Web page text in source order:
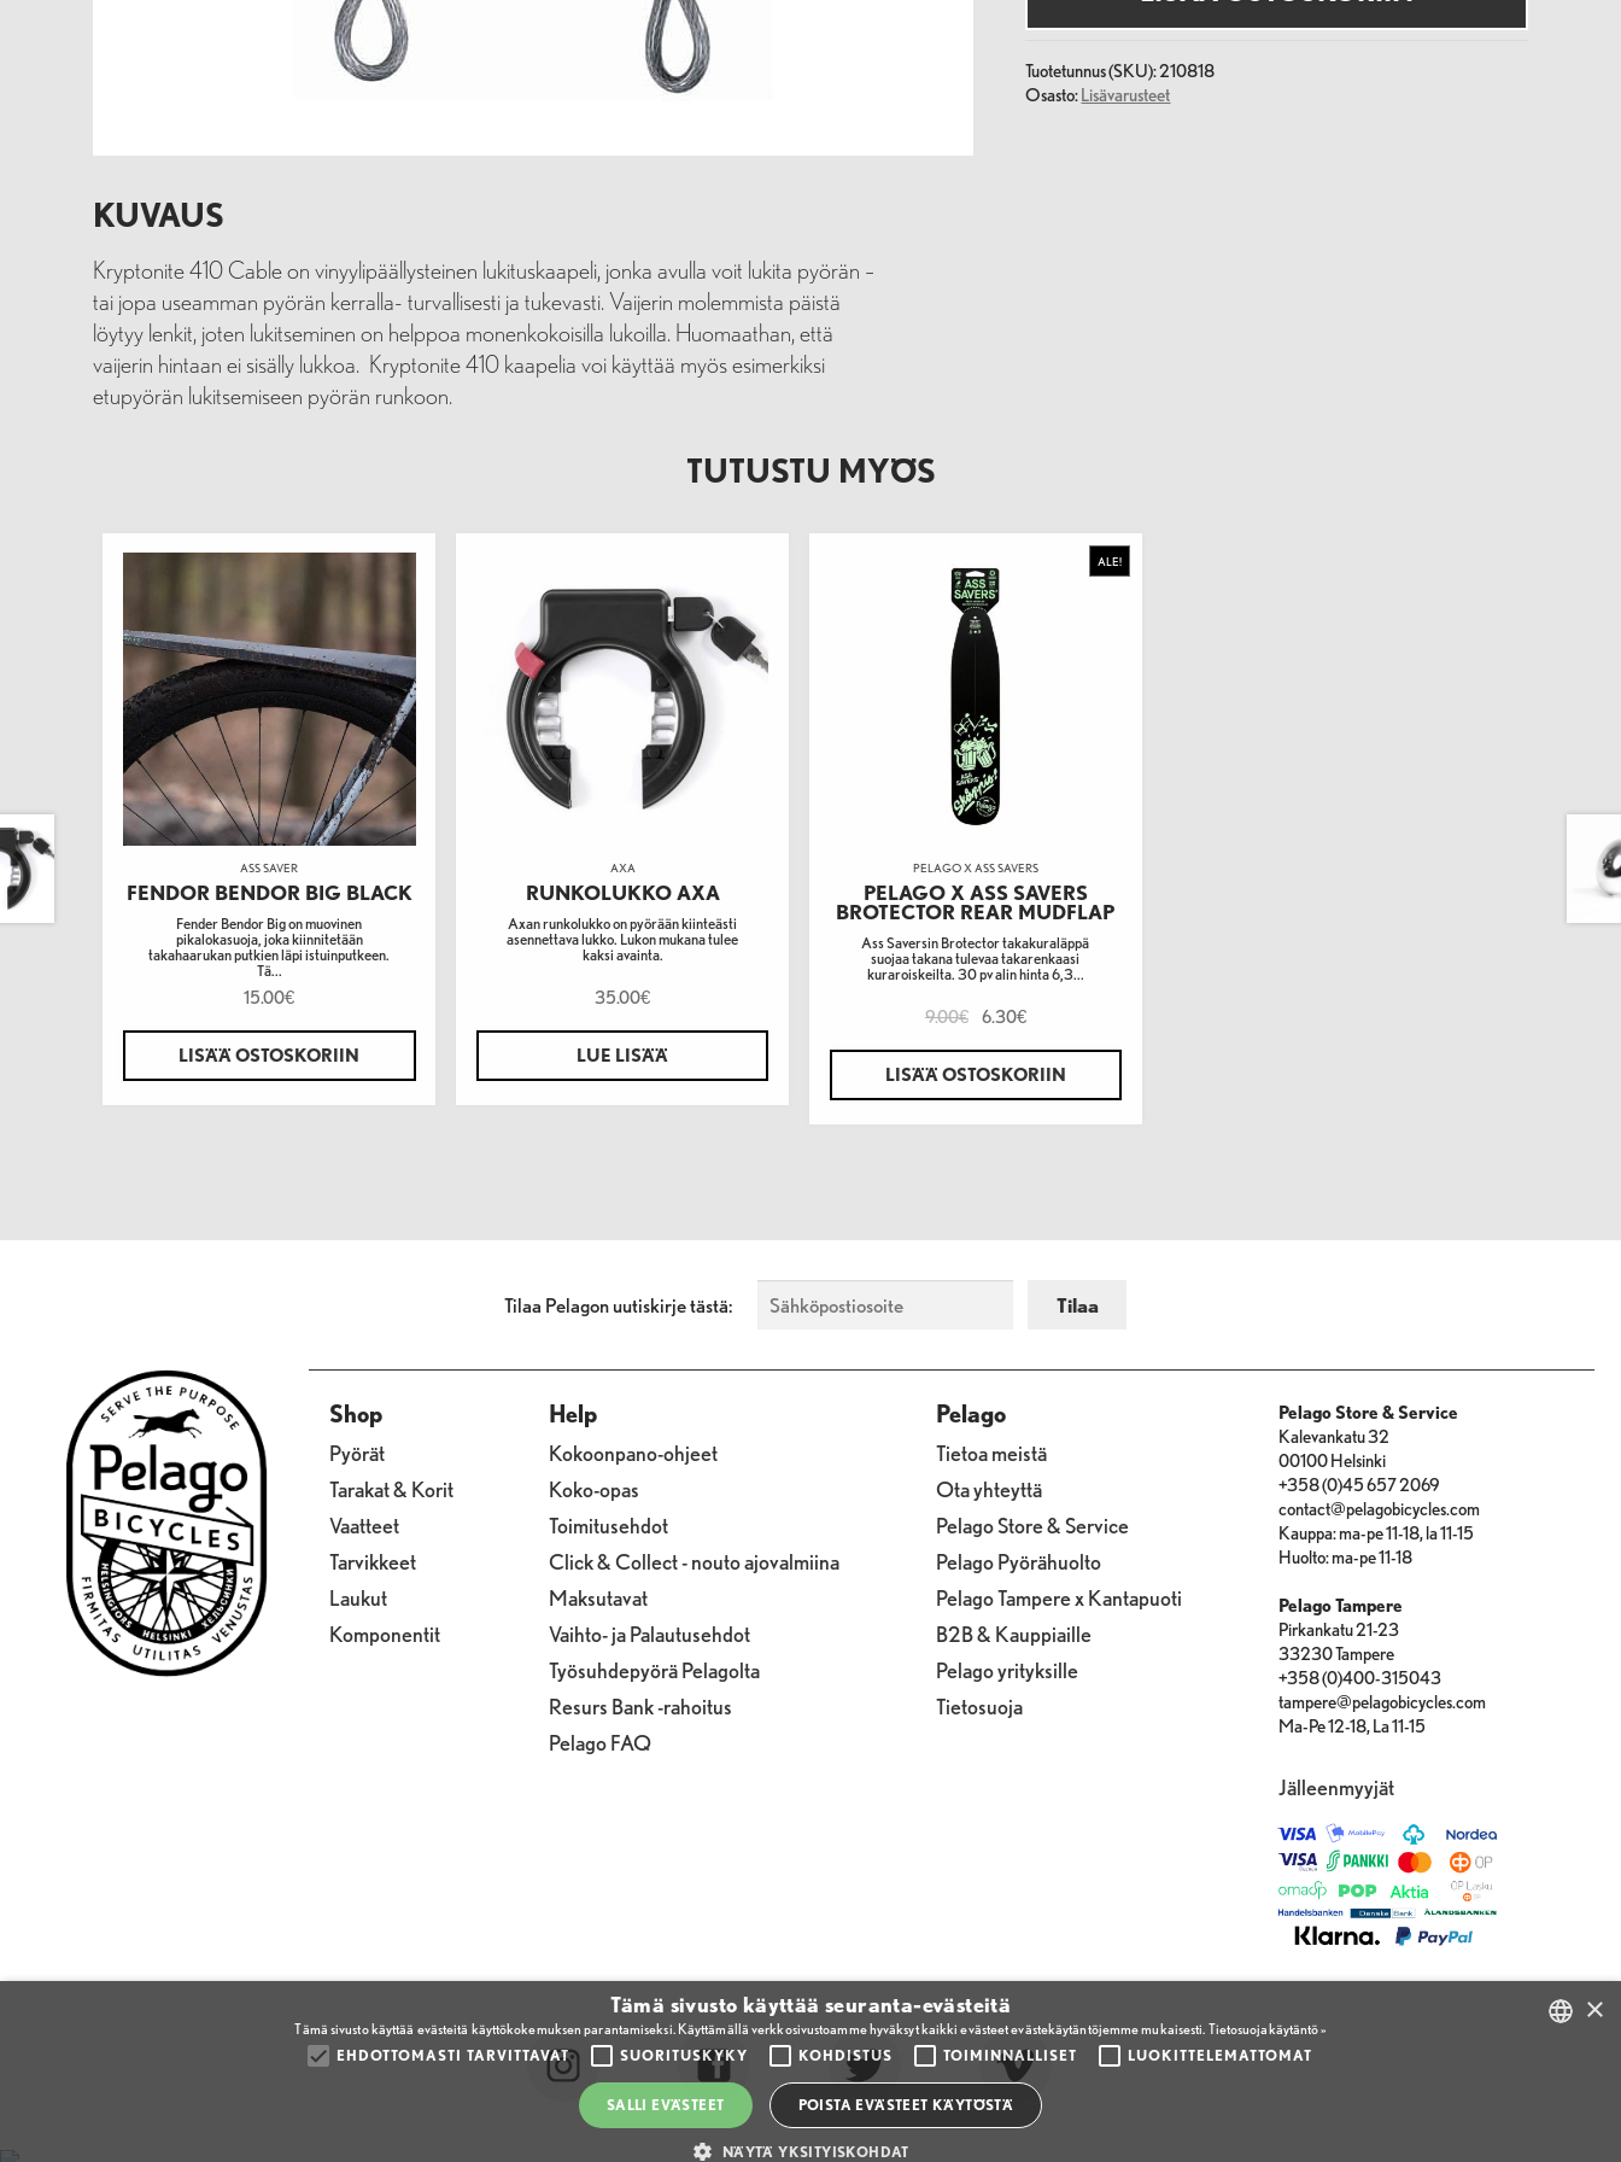
Tuotetunnus (SKU):210818
Osasto:Lisävarusteet
KUVAUS
Kryptonite 410 Cable on vinyylipäällysteinen lukituskaapeli, jonka avulla voit lukita pyörän –
tai jopa useamman pyörän kerralla- turvallisesti ja tukevasti. Vaijerin molemmista päistä
löytyy lenkit, joten lukitseminen on helppoa monenkokoisilla lukoilla. Huomaathan, että
vaijerin hintaan ei sisälly lukkoa. Kryptonite 410 kaapelia voi käyttää myös esimerkiksi
etupyörän lukitsemiseen pyörän runkoon.
TUTUSTU MYÖS
ASS SAVER
FENDOR BENDOR BIG BLACK
Fender Bendor Big on muovinen
pikalokasuoja, joka kiinnitetään
takahaarukan putkien läpi istuinputkeen.
Tä...
15.00€
LISÄÄ OSTOSKORIIN
AXA
RUNKOLUKKO AXA
Axan runkolukko on pyörään kiinteästi
asennettava lukko. Lukon mukana tulee
kaksi avainta.
35.00€
LUE LISÄÄ
PELAGO X ASS SAVERS
PELAGO X ASS SAVERS
BROTECTOR REAR MUDFLAP
Ass Saversin Brotector takakuraläppä
suojaa takana tulevaa takarenkaasi
kuraroiskeilta. 30 pv alin hinta 6,3...
ALE!
9.00€ 6.30€
LISÄÄ OSTOSKORIIN
Tilaa Pelagon uutiskirje tästä:
Shop
Pyörät
Tarakat & Korit
Vaatteet
Tarvikkeet
Laukut
Komponentit
Help
Kokoonpano-ohjeet
Koko-opas
Toimitusehdot
Click & Collect - nouto ajovalmiina
Maksutavat
Vaihto- ja Palautusehdot
Työsuhdepyörä Pelagolta
Resurs Bank -rahoitus
Pelago FAQ
Pelago
Tietoa meistä
Ota yhteyttä
Pelago Store & Service
Pelago Pyörähuolto
Pelago Tampere x Kantapuoti
B2B & Kauppiaille
Pelago yrityksille
Tietosuoja
Pelago Store & Service
Kalevankatu 32
00100 Helsinki
+358 (0)45 657 2069
contact@pelagobicycles.com
Kauppa: ma-pe 11-18, la 11-15
Huolto: ma-pe 11-18
Pelago Tampere
Pirkankatu 21-23
33230 Tampere
+358 (0)400-315043
tampere@pelagobicycles.com
Ma-Pe 12-18, La 11-15
Jälleenmyyjät
×
Tämä sivusto käyttää seuranta-evästeitä
Tämä sivusto käyttää evästeitä käyttökokemuksen parantamiseksi. Käyttämällä verkkosivustoamme hyväksyt kaikki evästeet evästekäytäntöjemme mukaisesti. Tietosuojakäytäntö »
EHDOTTOMASTI TARVITTAVAT
SUORITUSKYKY KOHDISTUS TOIMINNALLISET LUOKITTELEMATTOMAT
SALLI EVÄSTEET POISTA EVÄSTEET KÄYTÖSTÄ
NÄYTÄ YKSITYISKOHDAT